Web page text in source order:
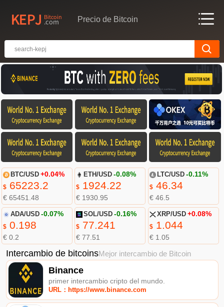
Precio de Bitcoin
BTC/USD +0.04%
$65223.2
€ 65451.48
ETH/USD -0.08%
$ 1924.22
€ 1930.95
LTC/USD -0.11%
$46.34
€ 46.5
ADA/USD -0.07%
$0.198
€ 0.2
SOL/USD -0.16%
$ 77.241
€ 77.51
XRP/USD +0.08%
$1.044
€ 1.05
Intercambio de bitcoinsMejor intercambio de Bitcoin
Binance
primer intercambio cripto del mundo.
URL：https://www.binance.com